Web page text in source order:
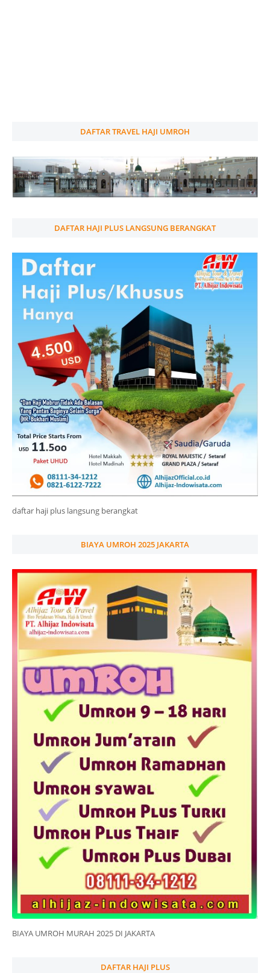
DAFTAR TRAVEL HAJI UMROH
DAFTAR HAJI PLUS LANGSUNG BERANGKAT
daftar haji plus langsung berangkat
BIAYA UMROH 2025 JAKARTA
BIAYA UMROH MURAH 2025 DI JAKARTA
DAFTAR HAJI PLUS